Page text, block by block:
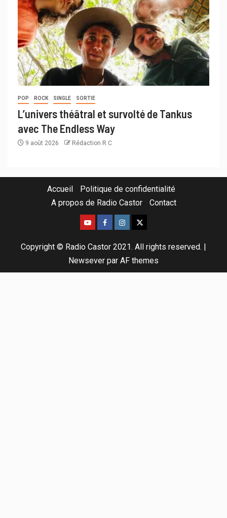
POP ROCK SINGLE SORTIE
L’univers théâtral et survolté de Tankus
avec The Endless Way
9 août 2026 Rédaction R C
Accueil
Politique de confidentialité
A propos de Radio Castor
Contact
Copyright © Radio Castor 2021. All rights reserved. |
Newsever par AF themes